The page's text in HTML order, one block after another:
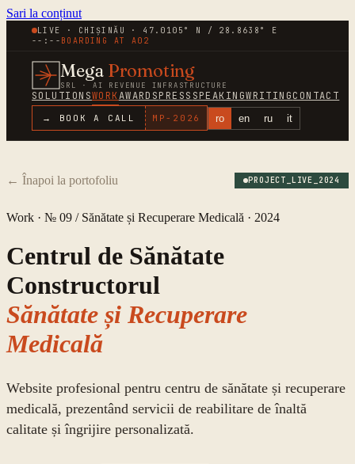
Sari la conținut
LIVE · CHIȘINĂU · 47.0105° N / 28.8638° E
--:-- BOARDING AT A02
Mega Promoting
SRL · AI REVENUE INFRASTRUCTURE
SOLUTIONSWORKAWARDSPRESS SPEAKINGWRITINGCONTACT
→ BOOK A CALL MP- 2026 ro en ru it
← Înapoi la portofoliu PROJECT_LIVE_ 2024
Work · № 09 / Sănătate și Recuperare Medicală · 2024
Centrul de Sănătate
Constructorul
Sănătate și Recuperare
Medicală
Website profesional pentru centru de sănătate și recuperare
medicală, prezentând servicii de reabilitare de înaltă
calitate și îngrijire personalizată.